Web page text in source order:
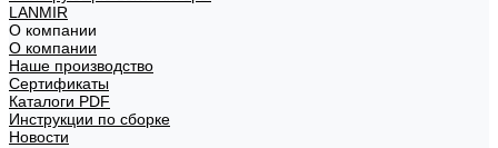
LANMIR
О компании
О компании
Наше производство
Сертификаты
Каталоги PDF
Инструкции по сборке
Новости